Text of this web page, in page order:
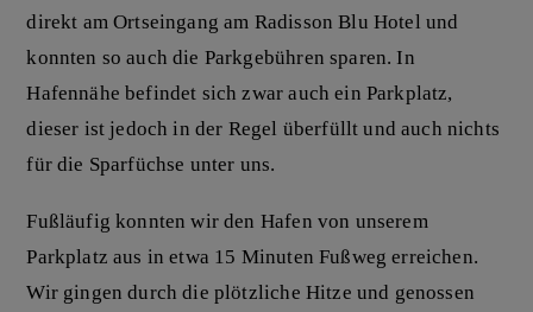
direkt am Ortseingang am Radisson Blu Hotel und
konnten so auch die Parkgebühren sparen. In
Hafennähe befindet sich zwar auch ein Parkplatz,
dieser ist jedoch in der Regel überfüllt und auch nichts
für die Sparfüchse unter uns.
Fußläufig konnten wir den Hafen von unserem
Parkplatz aus in etwa 15 Minuten Fußweg erreichen.
Wir gingen durch die plötzliche Hitze und genossen